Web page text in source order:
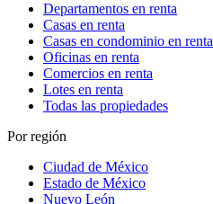
Departamentos en renta
Casas en renta
Casas en condominio en renta
Oficinas en renta
Comercios en renta
Lotes en renta
Todas las propiedades
Por región
Ciudad de México
Estado de México
Nuevo León